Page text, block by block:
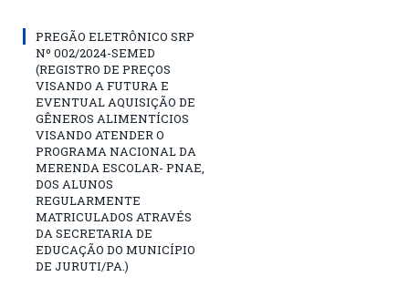
PREGÃO ELETRÔNICO SRP
Nº 002/2024-SEMED
(REGISTRO DE PREÇOS
VISANDO A FUTURA E
EVENTUAL AQUISIÇÃO DE
GÊNEROS ALIMENTÍCIOS
VISANDO ATENDER O
PROGRAMA NACIONAL DA
MERENDA ESCOLAR- PNAE,
DOS ALUNOS
REGULARMENTE
MATRICULADOS ATRAVÉS
DA SECRETARIA DE
EDUCAÇÃO DO MUNICÍPIO
DE JURUTI/PA.)